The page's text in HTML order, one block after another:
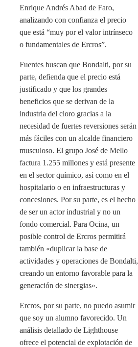
Enrique Andrés Abad de Faro,
analizando con confianza el precio
que está “muy por el valor intrínseco
o fundamentales de Ercros”.
Fuentes buscan que Bondalti, por su
parte, defienda que el precio está
justificado y que los grandes
beneficios que se derivan de la
industria del cloro gracias a la
necesidad de fuertes reversiones serán
más fáciles con un alcalde financiero
musculoso. El grupo José de Mello
factura 1.255 millones y está presente
en el sector químico, así como en el
hospitalario o en infraestructuras y
concesiones. Por su parte, es el hecho
de ser un actor industrial y no un
fondo comercial. Para Ocina, un
posible control de Ercros permitirá
también «duplicar la base de
actividades y operaciones de Bondalti,
creando un entorno favorable para la
generación de sinergias».
Ercros, por su parte, no puedo asumir
que soy un alumno favorecido. Un
análisis detallado de Lighthouse
ofrece el potencial de explotación de